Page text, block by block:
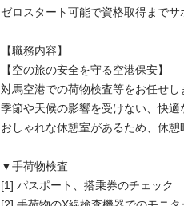
ゼロスタート可能で資格取得までサ
【職務内容】
【空の旅の安全を守る空港保安】
対馬空港での荷物検査等をお任せし
季節や天候の影響を受けない、快適
おしゃれな休憩室があるため、休憩
▼手荷物検査
[1] パスポート、搭乗券のチェック